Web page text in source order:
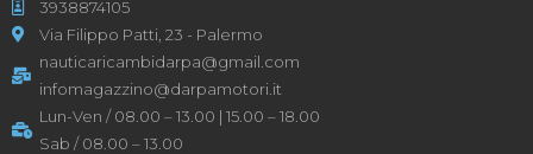
3938874105
Via Filippo Patti, 23 - Palermo
nauticaricambidarpa@gmail.com
infomagazzino@darpamotori.it
Lun-Ven / 08.00 – 13.00 | 15.00 – 18.00
Sab / 08.00 – 13.00